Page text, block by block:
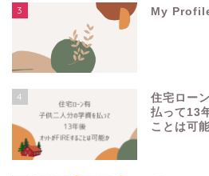
3 My
4
住宅ロー
払って13
ことは可